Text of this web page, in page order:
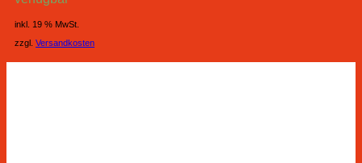
inkl. 19 % MwSt.
zzgl. Versandkosten